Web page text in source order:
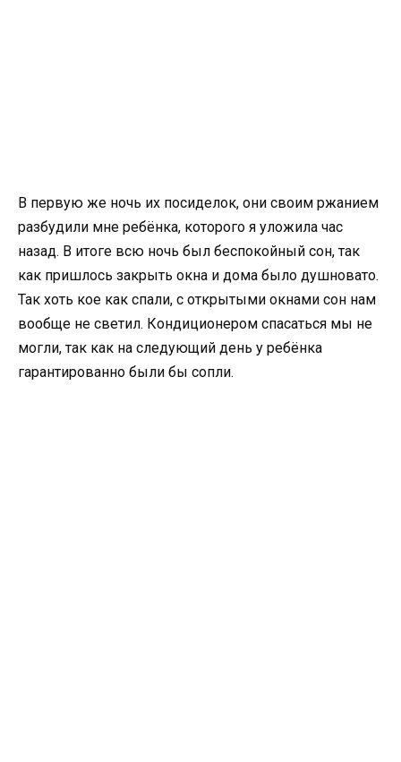
В первую же ночь их посиделок, они своим ржанием
разбудили мне ребёнка, которого я уложила час
назад. В итоге всю ночь был беспокойный сон, так
как пришлось закрыть окна и дома было душновато.
Так хоть кое как спали, с открытыми окнами сон нам
вообще не светил. Кондиционером спасаться мы не
могли, так как на следующий день у ребёнка
гарантированно были бы сопли.